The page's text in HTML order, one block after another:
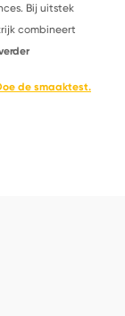
Bij uitstek
combineert
de smaaktest.